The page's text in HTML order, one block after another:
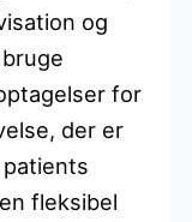
og
for
der er
fleksibel